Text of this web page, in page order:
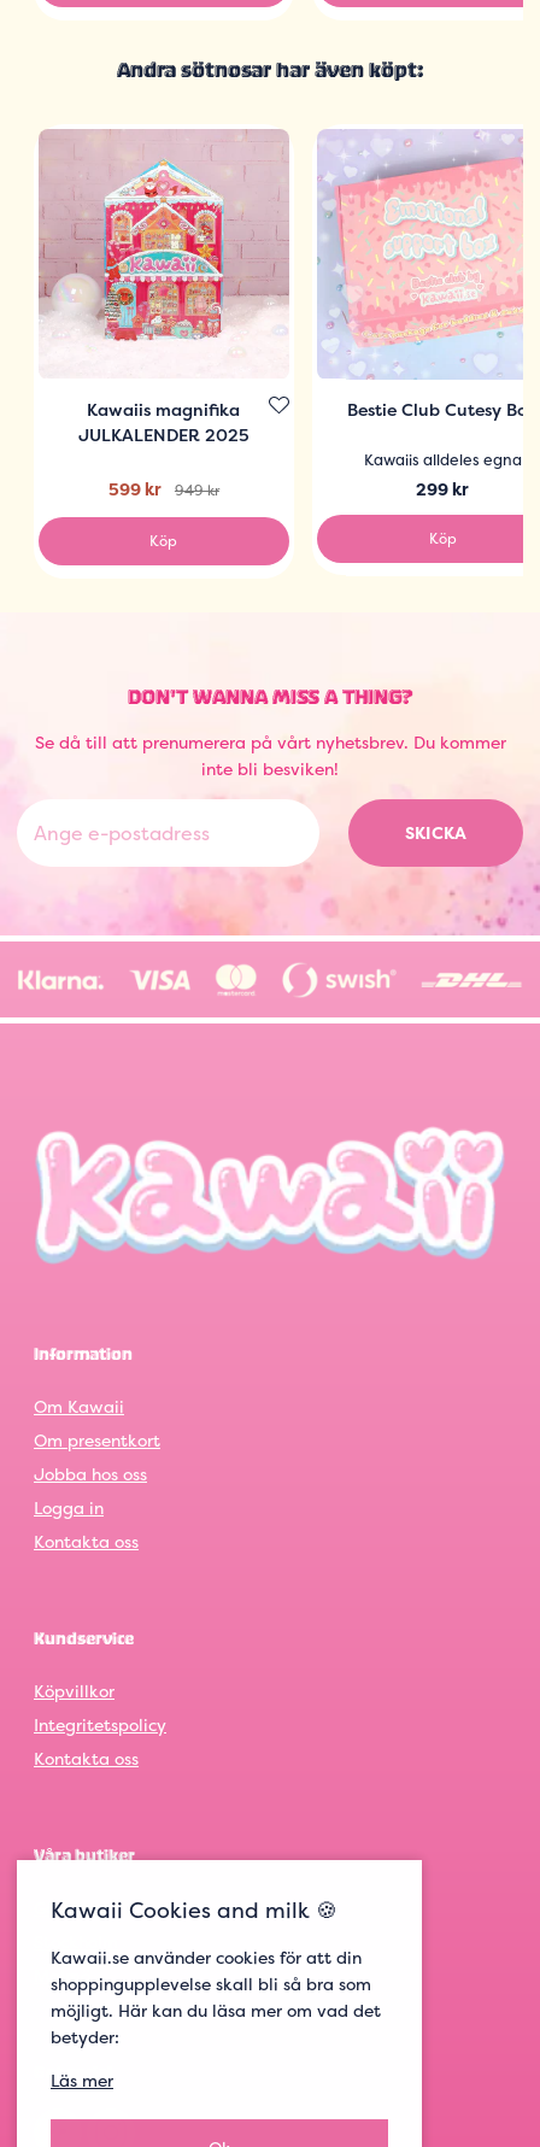
Andra sötnosar har även köpt:
Kawaiis magnifika
JULKALENDER 2025
599 kr 949 kr
Köp
Bestie Club Cutesy Box
Kawaiis alldeles egna
299 kr
Köp
DON'T WANNA MISS A THING?
Se då till att prenumerera på vårt nyhetsbrev. Du kommer
inte bli besviken!
SKICKA
Information
Om Kawaii
Om presentkort
Jobba hos oss
Logga in
Kontakta oss
Kundservice
Köpvillkor
Integritetspolicy
Kontakta oss
Våra butiker
Göteborg
Malmö
Get social
Kawaii Cookies and milk 🍪
Kawaii.se använder cookies för att din
shoppingupplevelse skall bli så bra som
möjligt. Här kan du läsa mer om vad det
betyder:
Läs mer